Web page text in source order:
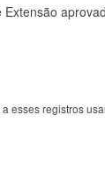
esses registros